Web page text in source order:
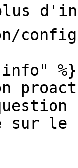
%}
sur le